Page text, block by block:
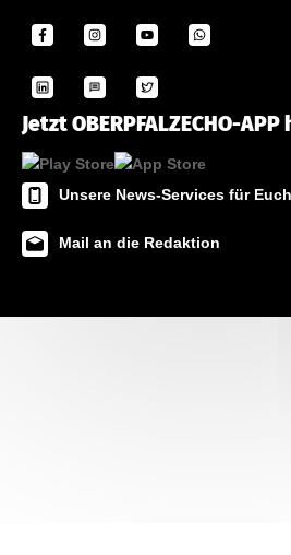
Jetzt OBERPFALZECHO-
Unsere News-Services für Euch
Mail an die Redaktion